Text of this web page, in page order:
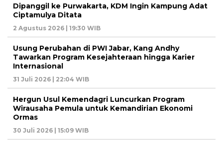
Dipanggil ke Purwakarta, KDM Ingin Kampung Adat
Ciptamulya Ditata
2 Agustus 2026 | 19:30 WIB
Usung Perubahan di PWI Jabar, Kang Andhy
Tawarkan Program Kesejahteraan hingga Karier
Internasional
31 Juli 2026 | 22:04 WIB
Hergun Usul Kemendagri Luncurkan Program
Wirausaha Pemula untuk Kemandirian Ekonomi
Ormas
30 Juli 2026 | 15:09 WIB